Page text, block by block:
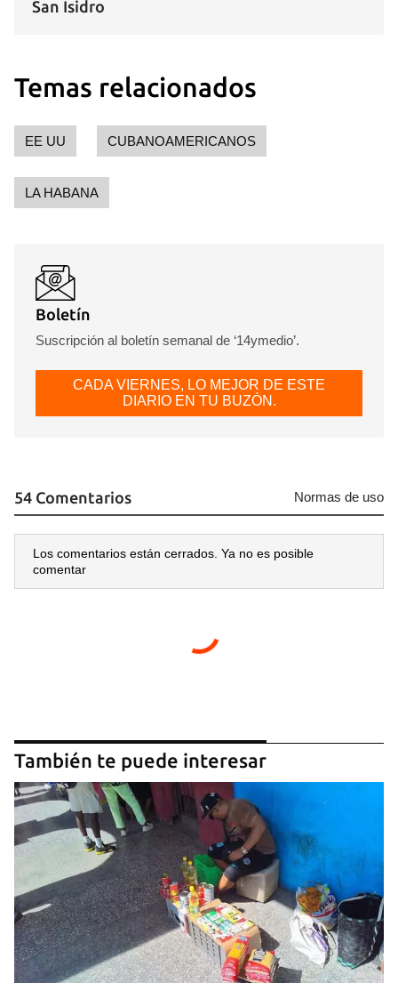
San Isidro
Temas relacionados
EE UU CUBANOAMERICANOS
LA HABANA
Boletín
Suscripción al boletín semanal de ‘14ymedio’.
CADA VIERNES, LO MEJOR DE ESTE
DIARIO EN TU BUZÓN.
54 Comentarios Normas de uso
Los comentarios están cerrados. Ya no es posible
comentar
También te puede interesar